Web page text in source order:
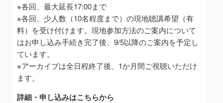
※各回、最大延長17:00まで
※各回、少人数（10名程度まで）の現地聴講希望（有
料）を受け付けます。現地参加方法のご案内について
はお申し込み手続き完了後、9/5以降のご案内を予定し
ています。
※アーカイブは全日程終了後、1か月間ご視聴いただけ
ます。
詳細・申し込みはこちらから